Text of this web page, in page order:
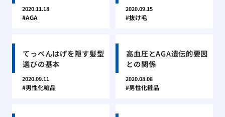
2020.11.18
AGA
2020.09.15
抜け毛
てっぺんはげを隠す髪型
選びの基本
2020.09.11
男性化粧品
高血圧とAGA遺伝的要因
との関係
2020.08.08
男性化粧品